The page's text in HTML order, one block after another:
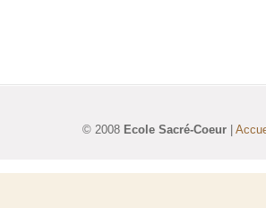
© 2008 Ecole Sacré-Coeur